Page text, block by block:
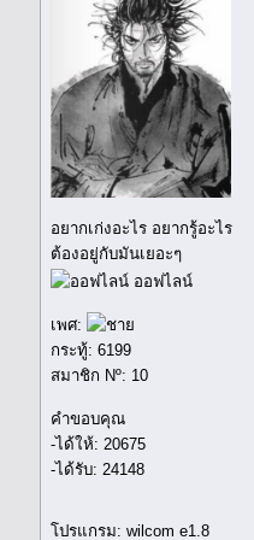
อยากเก่งอะไร อยากรู้อะไร
ต้องอยู่กับมันเยอะๆ
ออฟไลน์
เพศ:
กระทู้: 6199
สมาชิก Nº: 10
คำขอบคุณ
-ได้ให้: 20675
-ได้รับ: 24148
โปรแกรม: wilcom e1.8